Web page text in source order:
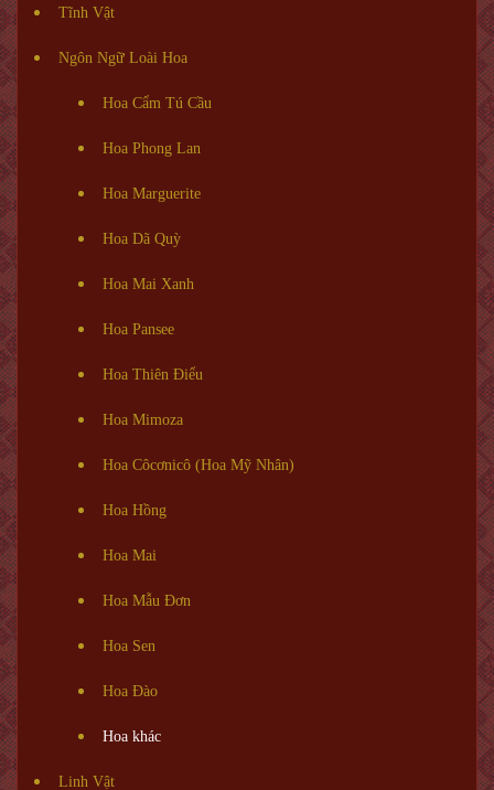
Tĩnh Vật
Ngôn Ngữ Loài Hoa
Hoa Cẩm Tú Cầu
Hoa Phong Lan
Hoa Marguerite
Hoa Dã Quỳ
Hoa Mai Xanh
Hoa Pansee
Hoa Thiên Điểu
Hoa Mimoza
Hoa Côcơnicô (Hoa Mỹ Nhân)
Hoa Hồng
Hoa Mai
Hoa Mẫu Đơn
Hoa Sen
Hoa Đào
Hoa khác
Linh Vật